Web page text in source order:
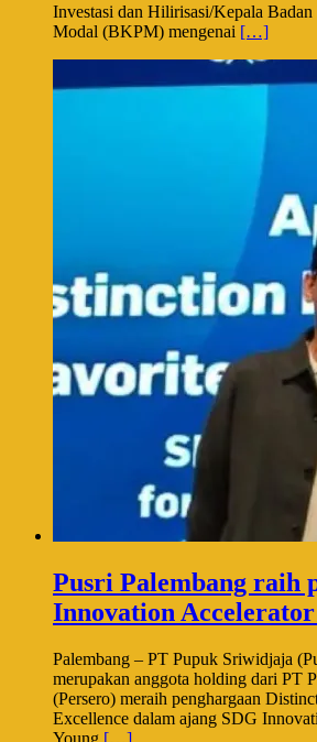
Investasi dan Hilirisasi/Kepala
Modal (BKPM) mengenai […]
Pusri Palembang raih
Innovation Accelerator
Palembang – PT Pupuk Sriwidjaja
merupakan anggota holding dari PT
(Persero) meraih penghargaan
Excellence dalam ajang SDG
Young […]